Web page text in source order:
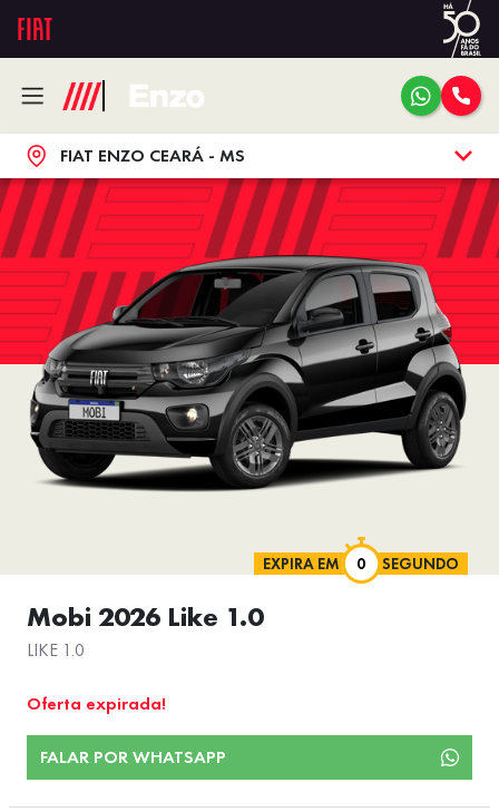
FIAT ENZO CEARÁ - MS
EXPIRA EM SEGUNDO
Mobi 2026 Like 1.0
LIKE 1.0
Oferta expirada!
FALAR POR WHATSAPP